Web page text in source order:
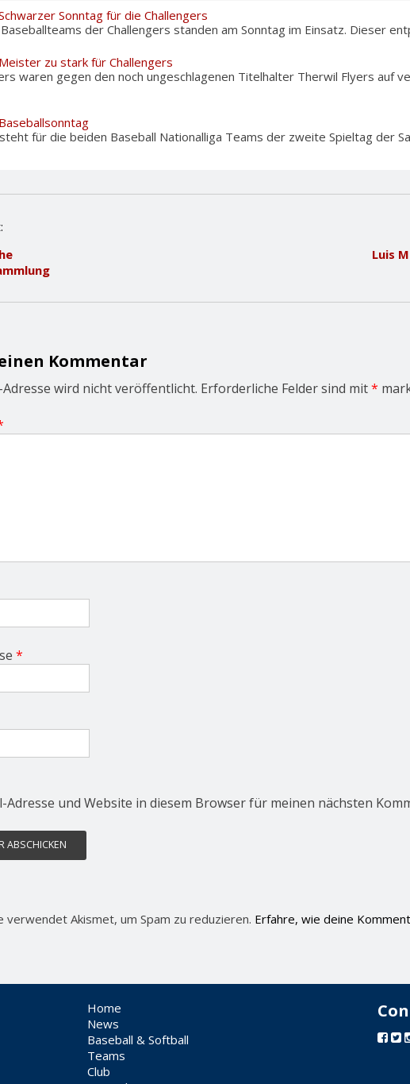
Sonntag für die Challengers
der Challengers standen am Sonntag im Einsatz. Dieser
zu stark für Challengers
waren gegen den noch ungeschlagenen Titelhalter Therwil Flyers auf
für die beiden Baseball Nationalliga Teams der zweite Spieltag der
Luis
Kommentar
wird nicht veröffentlicht. Erforderliche Felder sind mit*
*
Adresse und Website in diesem Browser für meinen nächsten
verwendet Akismet, um Spam zu reduzieren. Erfahre, wie deine
Home
News
Baseball & Softball
Teams
Club